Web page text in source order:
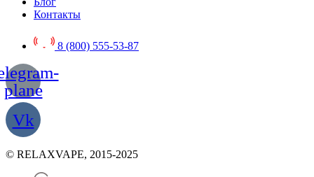
Контакты
8 (800) 555-53-87
plane
Vk
© RELAXVAPE, 2015-2025